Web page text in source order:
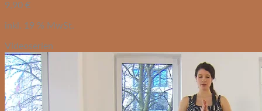
9,90 €
inkl. 19 % MwSt.
Videoserien